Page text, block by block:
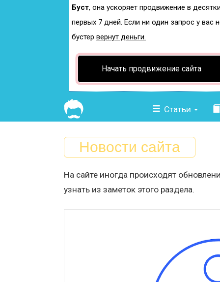
Буст, она ускоряет продвижение в
первых 7 дней. Если ни один запрос у вас
бустер вернут деньги.
Начать продвижение сайта
Статьи
Новости сайта
На сайте иногда происходят
узнать из заметок этого раздела.